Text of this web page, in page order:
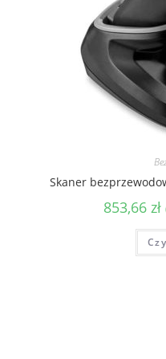
Skaner
853,66 zł